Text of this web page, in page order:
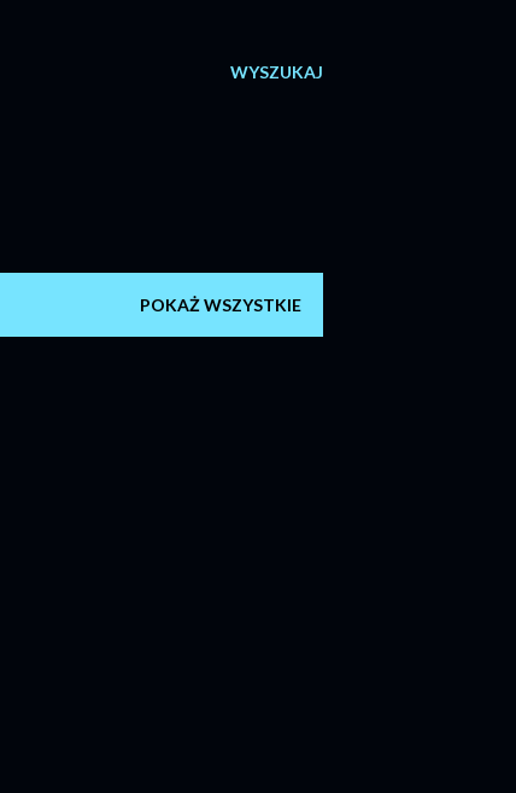
WYSZUKAJ
POKAŻ WSZYSTKIE